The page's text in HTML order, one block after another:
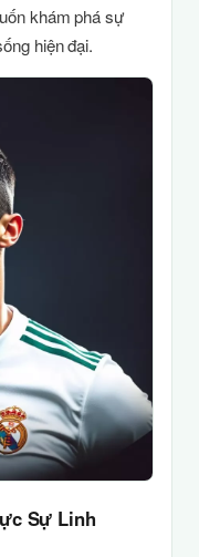
khám phá sự
hiện đại.
Sự Linh